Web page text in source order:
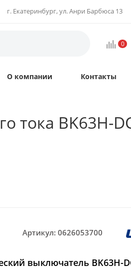
г. Екатеринбург, ул. Анри Барбюса 13
0
О компании Контакты
тока BK63H-
Артикул: 0626053700
выключатель BK63H-